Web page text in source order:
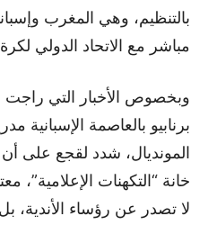
بالتنظيم، وهي المغرب
مباشر مع الاتحاد الدولي
وبخصوص الأخبار التي
برنابيو بالعاصمة
المونديال، شدد لقجع على
خانة “التكهنات الإعلامية”،
لا تصدر عن رؤساء الأندية،